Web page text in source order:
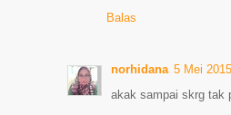
Balas
norhidana 5 Mei
akak sampai skrg tak